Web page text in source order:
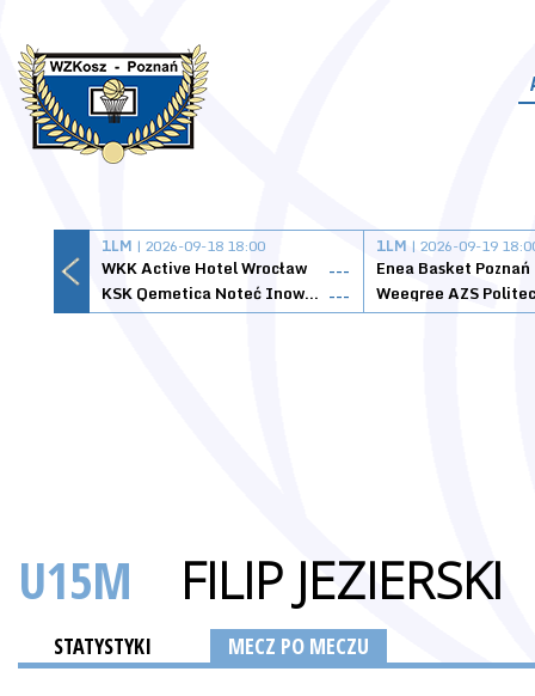
1LM | 2026-09-18 18:00
WKK Active Hotel Wrocław
---
KSK Qemetica Noteć Inowrocław ---
1LM | 2026-09-19
Enea Basket Poznań
U15M FILIP JEZIERSKI
STATYSTYKI MECZ PO MECZU